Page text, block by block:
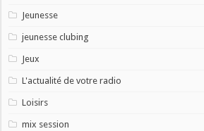
Jeunesse
jeunesse clubing
Jeux
L'actualité de votre radio
Loisirs
mix session